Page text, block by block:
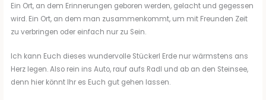
Ein Ort, an dem Erinnerungen geboren werden, gelacht und gegessen
wird. Ein Ort, an dem man zusammenkommt, um mit Freunden Zeit
zu verbringen oder einfach nur zu Sein.
Ich kann Euch dieses wundervolle Stückerl Erde nur wärmstens ans
Herz legen. Also rein ins Auto, rauf aufs Radl und ab an den Steinsee,
denn hier könnt Ihr es Euch gut gehen lassen.